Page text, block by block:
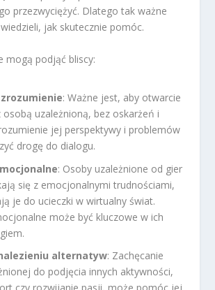
przezwyciężyć. Dlatego tak ważne
jak skutecznie pomóc.
mogą podjąć bliscy:
: Ważne jest, aby otwarcie
uzależnioną, bez oskarżeń i
jej perspektywy i problemów
drogę do dialogu.
: Osoby uzależnione od gier
się z emocjonalnymi trudnościami,
je do ucieczki w wirtualny świat.
może być kluczowe w ich
alternatyw: Zachęcanie
do podjęcia innych aktywności,